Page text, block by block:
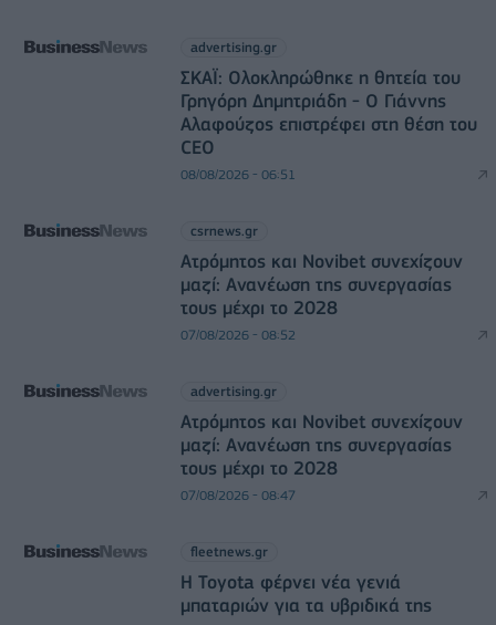
advertising.gr
ΣΚΑΪ: Ολοκληρώθηκε η θητεία του
Γρηγόρη Δημητριάδη - Ο Γιάννης
Αλαφούζος επιστρέφει στη θέση του
CEO
08/08/2026 - 06:51
csrnews.gr
Ατρόμητος και Novibet συνεχίζουν
μαζί: Ανανέωση της συνεργασίας
τους μέχρι το 2028
07/08/2026 - 08:52
advertising.gr
Ατρόμητος και Novibet συνεχίζουν
μαζί: Ανανέωση της συνεργασίας
τους μέχρι το 2028
07/08/2026 - 08:47
fleetnews.gr
Η Toyota φέρνει νέα γενιά
μπαταριών για τα υβριδικά της